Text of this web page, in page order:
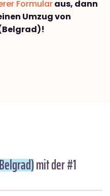
Formularaus, dann
Umzug von
mit der #1